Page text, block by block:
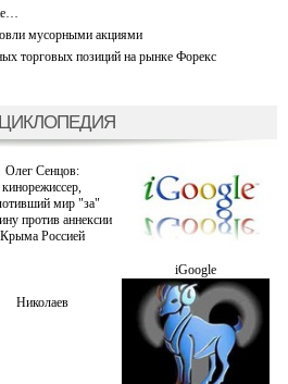
мусорными акциями
торговых позиций на рынке Форекс
Олег Сенцов:
кинорежиссер,
мир "за"
против аннексии
Крыма Россией
iGoogle
Николаев